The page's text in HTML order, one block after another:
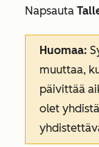
Napsauta
Huomaa:
muuttaa,
päivittää
olet